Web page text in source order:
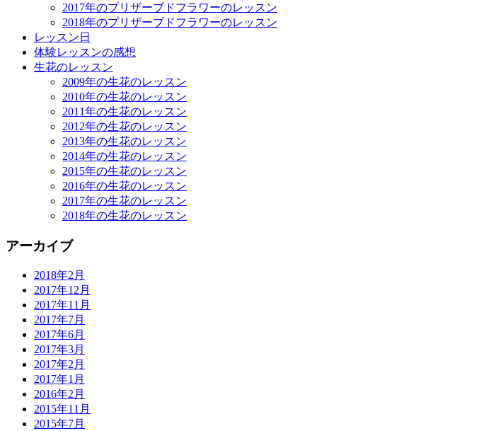
2017年のプリザーブドフラワーのレッスン
2018年のプリザーブドフラワーのレッスン
レッスン日
体験レッスンの感想
生花のレッスン
2009年の生花のレッスン
2010年の生花のレッスン
2011年の生花のレッスン
2012年の生花のレッスン
2013年の生花のレッスン
2014年の生花のレッスン
2015年の生花のレッスン
2016年の生花のレッスン
2017年の生花のレッスン
2018年の生花のレッスン
アーカイブ
2018年2月
2017年12月
2017年11月
2017年7月
2017年6月
2017年3月
2017年2月
2017年1月
2016年2月
2015年11月
2015年7月